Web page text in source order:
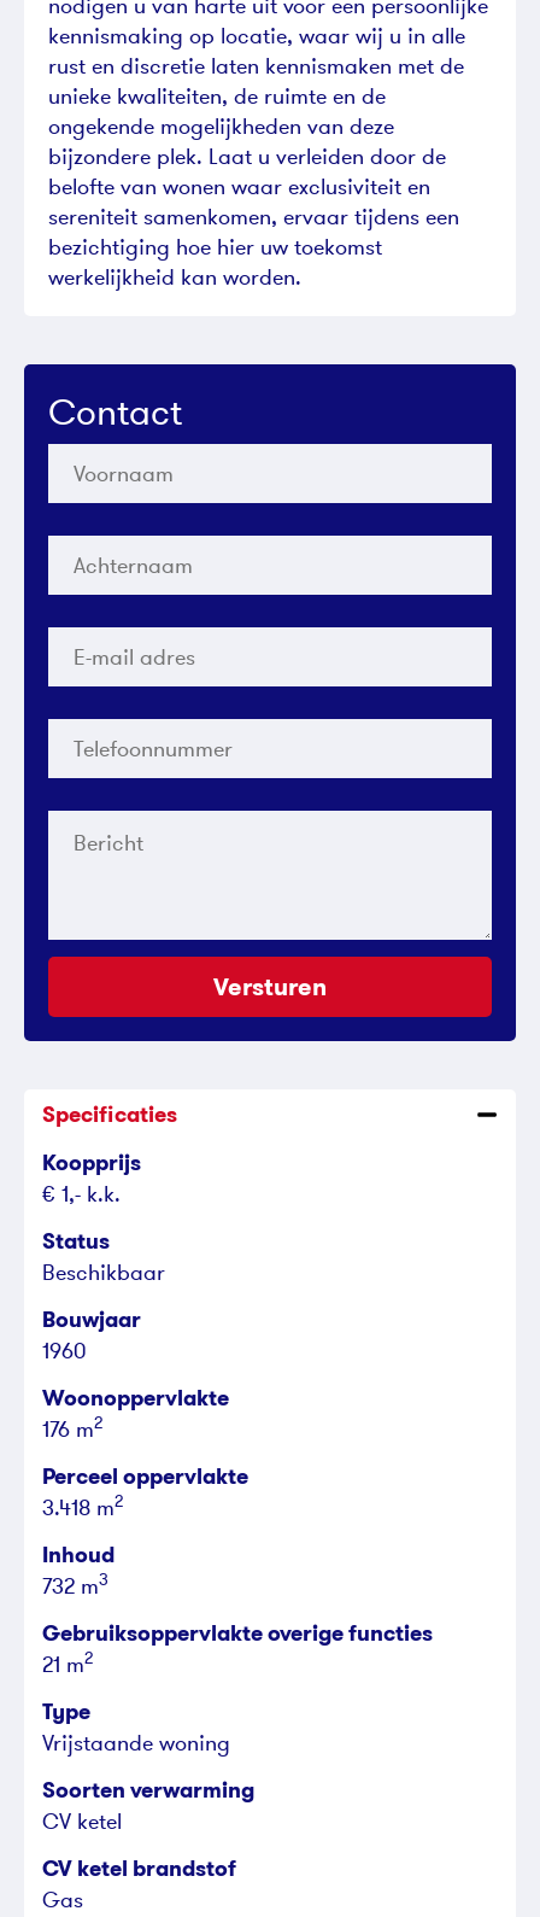
kennismaking op locatie, waar wij u in alle
rust en discretie laten kennismaken met de
unieke kwaliteiten, de ruimte en de
ongekende mogelijkheden van deze
bijzondere plek. Laat u verleiden door de
belofte van wonen waar exclusiviteit en
sereniteit samenkomen, ervaar tijdens een
bezichtiging hoe hier uw toekomst
werkelijkheid kan worden.
Contact
mail
adres
Versturen
Specificaties
Koopprijs
€ 1,- k.k.
Status
Beschikbaar
Bouwjaar
1960
Woonoppervlakte
176 m2
Perceel oppervlakte
3.418 m2
Inhoud
732 m3
Gebruiksoppervlakte overige functies
21 m2
Type
Vrijstaande woning
Soorten verwarming
CV ketel
CV ketel brandstof
Gas